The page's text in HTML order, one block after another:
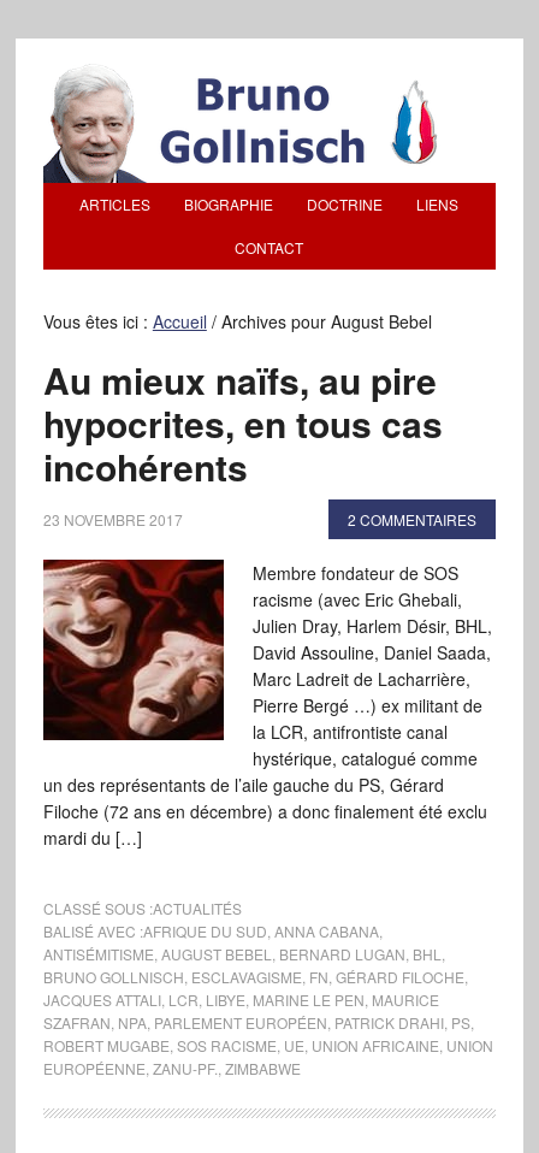
ARTICLES BIOGRAPHIE DOCTRINE LIENS
CONTACT
Vous êtes ici : Accueil /Archives pour August Bebel
Au mieux naïfs, au pire
hypocrites, en tous cas
incohérents
23 NOVEMBRE 2017 2 COMMENTAIRES
Membre fondateur de SOS
racisme (avec Eric Ghebali,
Julien Dray, Harlem Désir, BHL,
David Assouline, Daniel Saada,
Marc Ladreit de Lacharrière,
Pierre Bergé …) ex militant de
la LCR, antifrontiste canal
hystérique, catalogué comme
un des représentants de l’aile gauche du PS, Gérard
Filoche (72 ans en décembre) a donc finalement été exclu
mardi du […]
CLASSÉ SOUS :ACTUALITÉS
BALISÉ AVEC :AFRIQUE DU SUD ANNA CABANA,
ANTISÉMITISME AUGUST BEBEL BERNARD LUGAN BHL
BRUNO GOLLNISCH ESCLAVAGISME FN GÉRARD FILOCHE
JACQUES ATTALI, LCR LIBYE MARINE LE PEN MAURICE
SZAFRAN NPA, PARLEMENT EUROPÉEN PATRICK DRAHI, PS,
ROBERT MUGABE SOS RACISME UE UNION AFRICAINE UNION
EUROPÉENNE ZANU-PF. ZIMBABWE